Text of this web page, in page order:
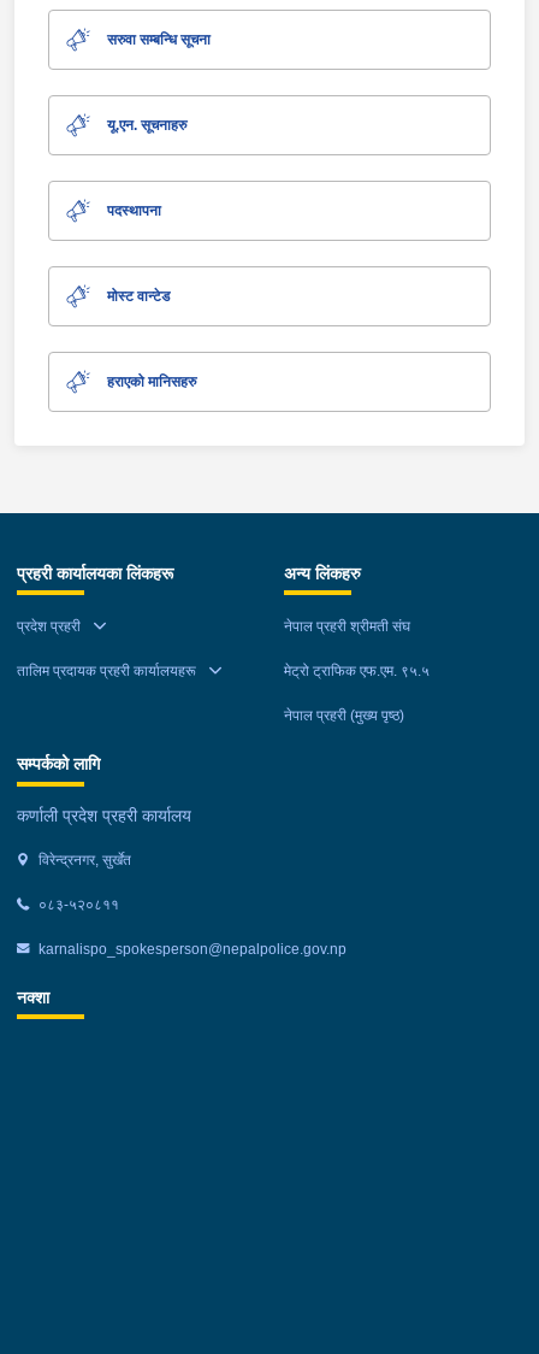
सरुवा सम्बन्धि सूचना
यू.एन. सूचनाहरु
पदस्थापना
मोस्ट वान्टेड
हराएको मानिसहरु
प्रहरी कार्यालयका लिंकहरू
प्रदेश प्रहरी
तालिम प्रदायक प्रहरी कार्यालयहरू
अन्य लिंकहरु
नेपाल प्रहरी श्रीमती संघ
मेट्रो ट्राफिक एफ.एम. ९५.५
नेपाल प्रहरी (मुख्य पृष्ठ)
सम्पर्कको लागि
कर्णाली प्रदेश प्रहरी कार्यालय
विरेन्द्रनगर, सुर्खेत
०८३-५२०८११
karnalispo_spokesperson@nepalpolice.gov.np
नक्शा